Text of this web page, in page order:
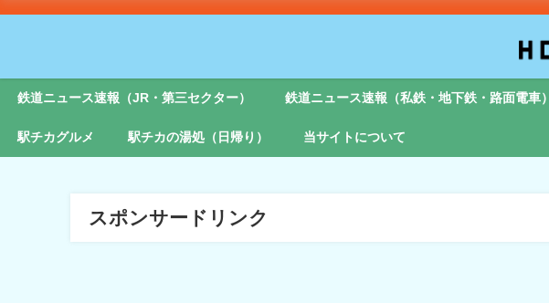
鉄道ニュース速報（JR・第三セクター） 鉄道ニュース速報（私鉄・地下鉄・路面電車）
駅チカグルメ 駅チカの湯処（日帰り） 当サイトについて
スポンサードリンク